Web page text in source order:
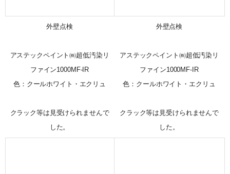
外壁点検
アステックペイント㈱超低汚染リ
ファイン1000MF-IR
色：クールホワイト・エクリュ
クラック等は見受けられませんで
した。
外壁点検
アステックペイント㈱超低汚染リ
ファイン1000MF-IR
色：クールホワイト・エクリュ
クラック等は見受けられませんで
した。